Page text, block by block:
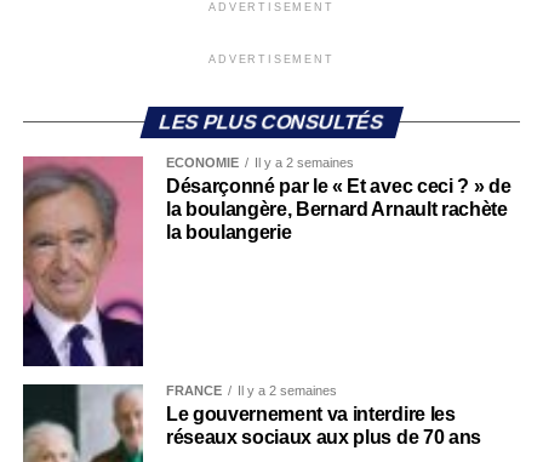
ADVERTISEMENT
ADVERTISEMENT
LES PLUS CONSULTÉS
ECONOMIE Il y a 2 semaines
Désarçonné par le « Et avec ceci ? » de
la boulangère, Bernard Arnault rachète
la boulangerie
FRANCE Il y a 2 semaines
Le gouvernement va interdire les
réseaux sociaux aux plus de 70 ans